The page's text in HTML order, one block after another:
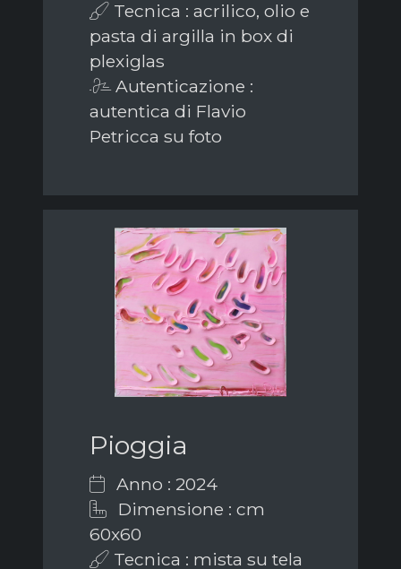
Tecnica : acrilico, olio e
pasta di argilla in box di
plexiglas
Autenticazione :
autentica di Flavio
Petricca su foto
Pioggia
Anno : 2024
Dimensione : cm
60x60
Tecnica : mista su tela